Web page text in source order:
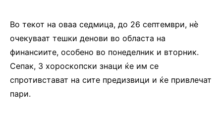
Во текот на оваа седмица, до 26 септември, нè
очекуваат тешки денови во областа на
финансиите, особено во понеделник и вторник.
Сепак, 3 хороскопски знаци ќе им се
спротивстават на сите предизвици и ќе привлечат
пари.